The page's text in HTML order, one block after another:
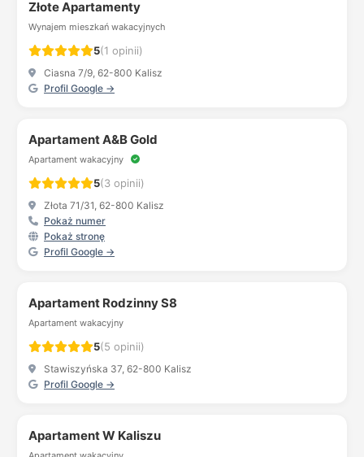
Złote Apartamenty
Wynajem mieszkań wakacyjnych
5(1 opinii)
Ciasna 7/9, 62-800 Kalisz
Profil Google →
Apartament A&B Gold
Apartament wakacyjny
5(3 opinii)
Złota 71/31, 62-800 Kalisz
Pokaż numer
Pokaż stronę
Profil Google →
Apartament Rodzinny S8
Apartament wakacyjny
5(5 opinii)
Stawiszyńska 37, 62-800 Kalisz
Profil Google →
Apartament W Kaliszu